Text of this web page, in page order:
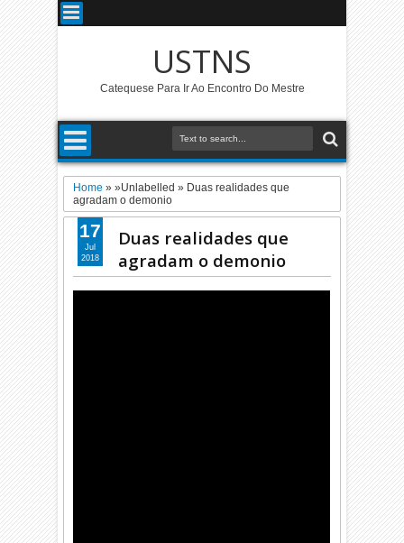
USTNS
Catequese Para Ir Ao Encontro Do Mestre
Home » »Unlabelled » Duas realidades que
agradam o demonio
Duas realidades que
agradam o demonio
17
Jul
2018